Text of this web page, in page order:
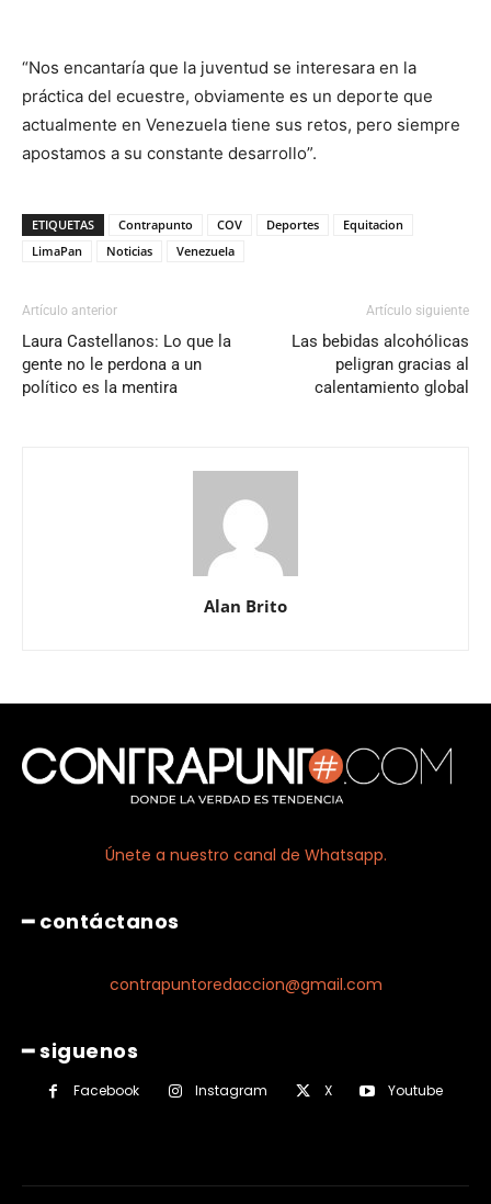
“Nos encantaría que la juventud se interesara en la
práctica del ecuestre, obviamente es un deporte que
actualmente en Venezuela tiene sus retos, pero siempre
apostamos a su constante desarrollo”.
ETIQUETAS Contrapunto COV Deportes
Equitacion
LimaPan
Noticias Venezuela
Artículo anterior
Laura Castellanos: Lo que la
gente no le perdona a un
político es la mentira
Artículo siguiente
Las bebidas alcohólicas
peligran gracias al
calentamiento global
Alan Brito
Únete a nuestro canal de Whatsapp.
━ contáctanos
contrapuntoredaccion@gmail.com
━ siguenos
Facebook Instagram X Youtube